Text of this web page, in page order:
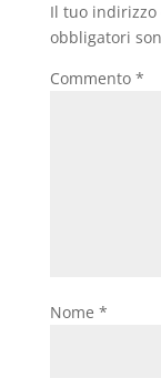
Il tuo
obbligatori
Commento *
Nome *